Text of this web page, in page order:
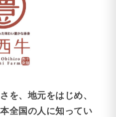
を、地元をはじめ、
全国の人に知ってい